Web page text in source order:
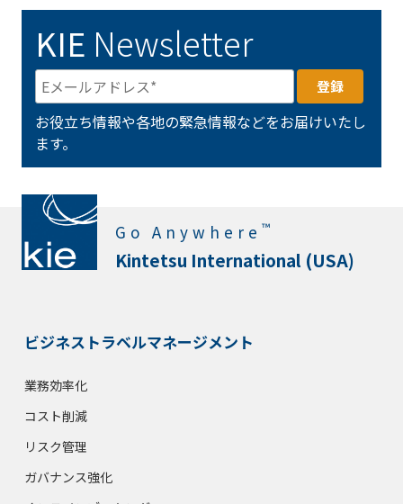
KIE Newsletter
お役立ち情報や各地の緊急情報などをお届けいたし
ます。
Go Anywhere ™
Kintetsu International (USA)
ビジネストラベルマネージメント
業務効率化
コスト削減
リスク管理
ガバナンス強化